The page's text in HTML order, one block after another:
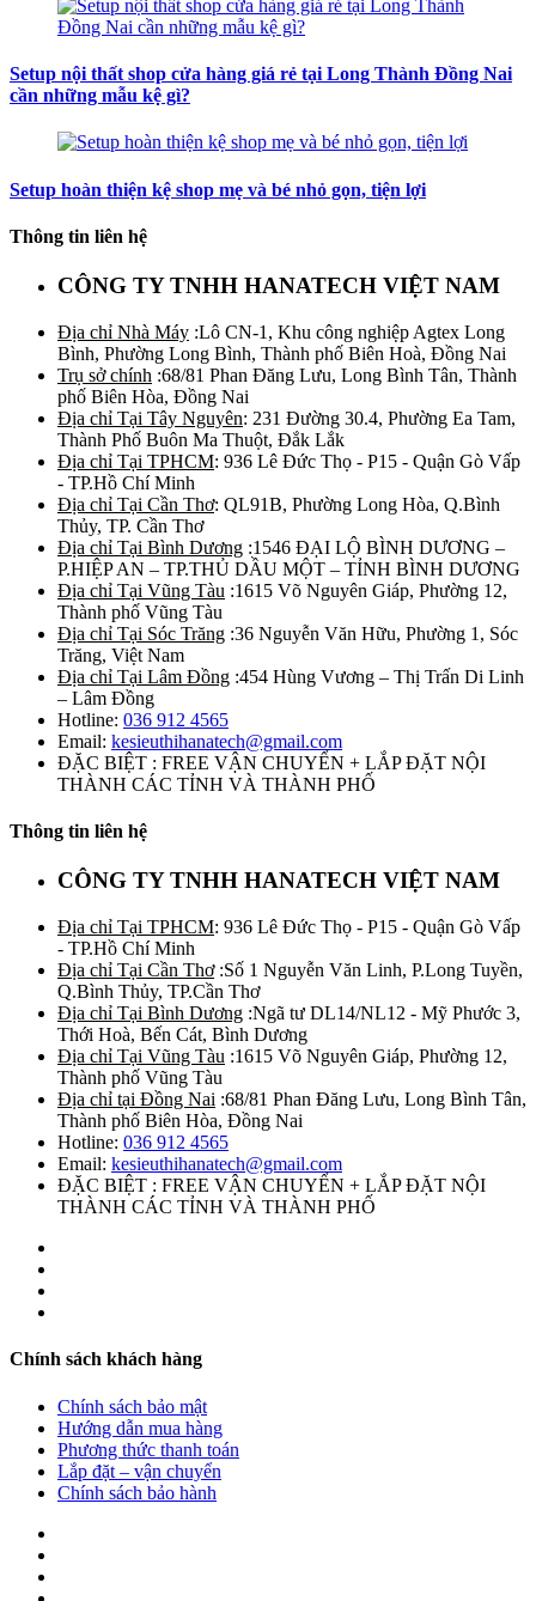
Setup nội thất shop cửa hàng giá rẻ tại Long Thành Đồng Nai
cần những mẫu kệ gì?
Setup hoàn thiện kệ shop mẹ và bé nhỏ gọn, tiện lợi
Thông tin liên hệ
CÔNG TY TNHH HANATECH VIỆT NAM
Địa chỉ Nhà Máy :Lô CN-1, Khu công nghiệp Agtex Long
Bình, Phường Long Bình, Thành phố Biên Hoà, Đồng Nai
Trụ sở chính :68/81 Phan Đăng Lưu, Long Bình Tân, Thành
phố Biên Hòa, Đồng Nai
Địa chỉ Tại Tây Nguyên: 231 Đường 30.4, Phường Ea Tam,
Thành Phố Buôn Ma Thuột, Đắk Lắk
Địa chỉ Tại TPHCM: 936 Lê Đức Thọ - P15 - Quận Gò Vấp
- TP.Hồ Chí Minh
Địa chỉ Tại Cần Thơ: QL91B, Phường Long Hòa, Q.Bình
Thủy, TP. Cần Thơ
Địa chỉ Tại Bình Dương :1546 ĐẠI LỘ BÌNH DƯƠNG –
P.HIỆP AN – TP.THỦ DẦU MỘT – TỈNH BÌNH DƯƠNG
Địa chỉ Tại Vũng Tàu :1615 Võ Nguyên Giáp, Phường 12,
Thành phố Vũng Tàu
Địa chỉ Tại Sóc Trăng :36 Nguyễn Văn Hữu, Phường 1, Sóc
Trăng, Việt Nam
Địa chỉ Tại Lâm Đồng :454 Hùng Vương – Thị Trấn Di Linh
– Lâm Đồng
Hotline: 036 912 4565
Email: kesieuthihanatech@gmail.com
ĐẶC BIỆT : FREE VẬN CHUYỂN + LẮP ĐẶT NỘI
THÀNH CÁC TỈNH VÀ THÀNH PHỐ
Thông tin liên hệ
CÔNG TY TNHH HANATECH VIỆT NAM
Địa chỉ Tại TPHCM: 936 Lê Đức Thọ - P15 - Quận Gò Vấp
- TP.Hồ Chí Minh
Địa chỉ Tại Cần Thơ:Số 1 Nguyễn Văn Linh, P.Long Tuyền,
Q.Bình Thủy, TP.Cần Thơ
Địa chỉ Tại Bình Dương :Ngã tư DL14/NL12 - Mỹ Phước 3,
Thới Hoà, Bến Cát, Bình Dương
Địa chỉ Tại Vũng Tàu :1615 Võ Nguyên Giáp, Phường 12,
Thành phố Vũng Tàu
Địa chỉ tại Đồng Nai :68/81 Phan Đăng Lưu, Long Bình Tân,
Thành phố Biên Hòa, Đồng Nai
Hotline: 036 912 4565
Email: kesieuthihanatech@gmail.com
ĐẶC BIỆT : FREE VẬN CHUYỂN + LẮP ĐẶT NỘI
THÀNH CÁC TỈNH VÀ THÀNH PHỐ
Chính sách khách hàng
Chính sách bảo mật
Hướng dẫn mua hàng
Phương thức thanh toán
Lắp đặt – vận chuyển
Chính sách bảo hành